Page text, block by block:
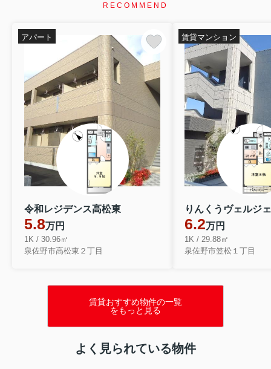
RECOMMEND
令和レジデンス高松東
5.8万円
1K / 30.96㎡
泉佐野市高松東２丁目
アパート
りんくうヴェルジェ
6.2万円
1K / 29.88㎡
泉佐野市笠松１丁目
賃貸マンション
賃貸おすすめ物件の一覧
をもっと見る
よく見られている物件